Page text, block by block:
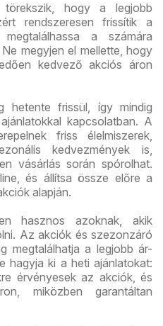
hogy a legjobb
rendszeresen frissítik a
a számára
megyjen el mellette, hogy
kedvező akciós áron
hetente frissül, így mindig
kapcsolatban. A
friss élelmiszerek,
kedvezmények is,
vásárlás során spórolhat.
és állítsa össze előre a
alapján.
hasznos azoknak, akik
Az akciók és szezonzáró
megtalálhatja a legjobb ár-
hagyja ki a heti ajánlatokat:
érvényesek az akciók, és
miközben garantáltan